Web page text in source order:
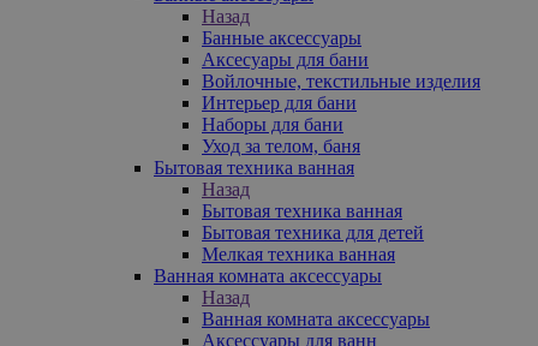
Назад
Банные аксессуары
Аксесуары для бани
Войлочные, текстильные изделия
Интерьер для бани
Наборы для бани
Уход за телом, баня
Бытовая техника ванная
Назад
Бытовая техника ванная
Бытовая техника для детей
Мелкая техника ванная
Ванная комната аксессуары
Назад
Ванная комната аксессуары
Аксессуары для ванн